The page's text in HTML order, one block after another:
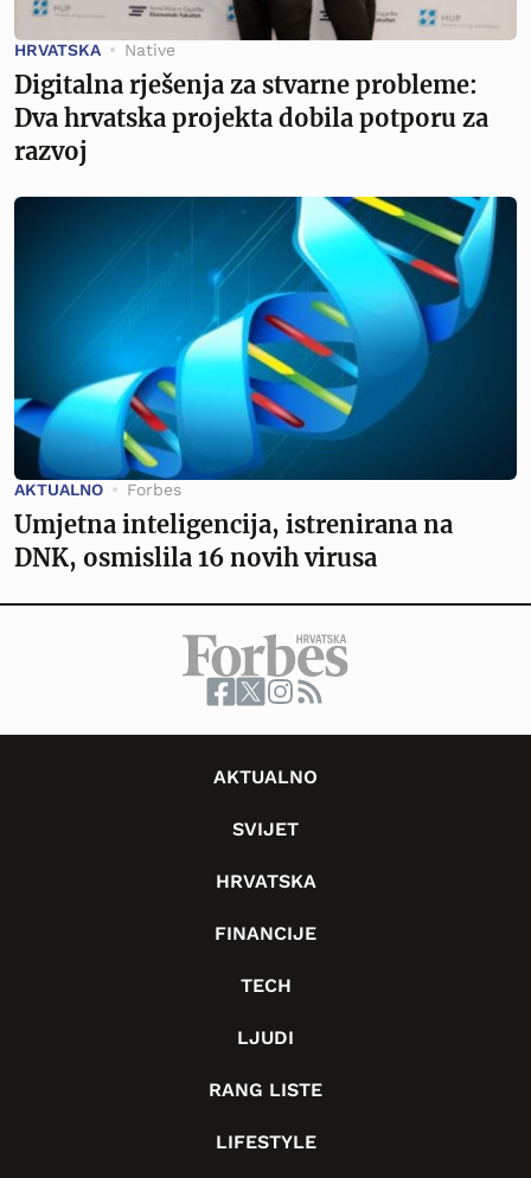
HRVATSKA Native
Digitalna rješenja za stvarne probleme:
Dva hrvatska projekta dobila potporu za
razvoj
AKTUALNO Forbes
Umjetna inteligencija, istrenirana na
DNK, osmislila 16 novih virusa
AKTUALNO
SVIJET
HRVATSKA
FINANCIJE
TECH
LJUDI
RANG LISTE
LIFESTYLE